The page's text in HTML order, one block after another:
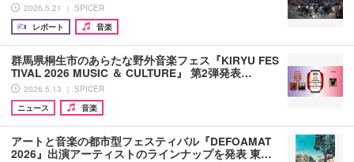
2026.5.21 ｜ SPICER
レポート
音楽
群馬県桐生市のあらたな野外音楽フェス『KIRYU FES
TIVAL 2026 MUSIC ＆ CULTURE』 第2弾発表…
2026.5.13 ｜ SPICER
ニュース
音楽
アートと音楽の都市型フェスティバル『DEFOAMAT
2026』出演アーティストのラインナップを発表 東…